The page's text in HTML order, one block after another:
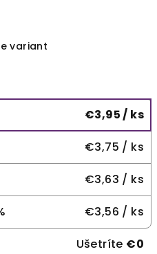
variant
€3,95/ ks
€3,75 / ks
€3,63 / ks
€3,56 / ks
Ušetríte €0